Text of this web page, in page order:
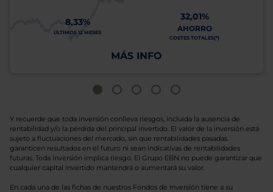
8,33%
ÚLTIMOS 12 MESES
32,01%
AHORRO
COSTES TOTALES(*)
MÁS INFO
Y recuerde que toda inversión conlleva riesgos, incluida la ausencia de
rentabilidad y/o la pérdida del principal invertido. El valor de la inversión está
sujeto a fluctuaciones del mercado, sin que rentabilidades pasadas
garanticen resultados en el futuro ni sean indicativas de rentabilidades
futuras. Toda inversión implica riesgo. El Grupo EBN no puede garantizar que
cualquier capital invertido mantendrá o aumentará su valor.
En cada una de las fichas de nuestros Fondos de Inversión tiene a su